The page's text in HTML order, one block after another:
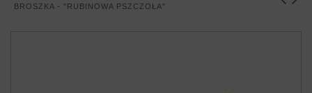
BROSZKA - "RUBINOWA PSZCZOŁA"